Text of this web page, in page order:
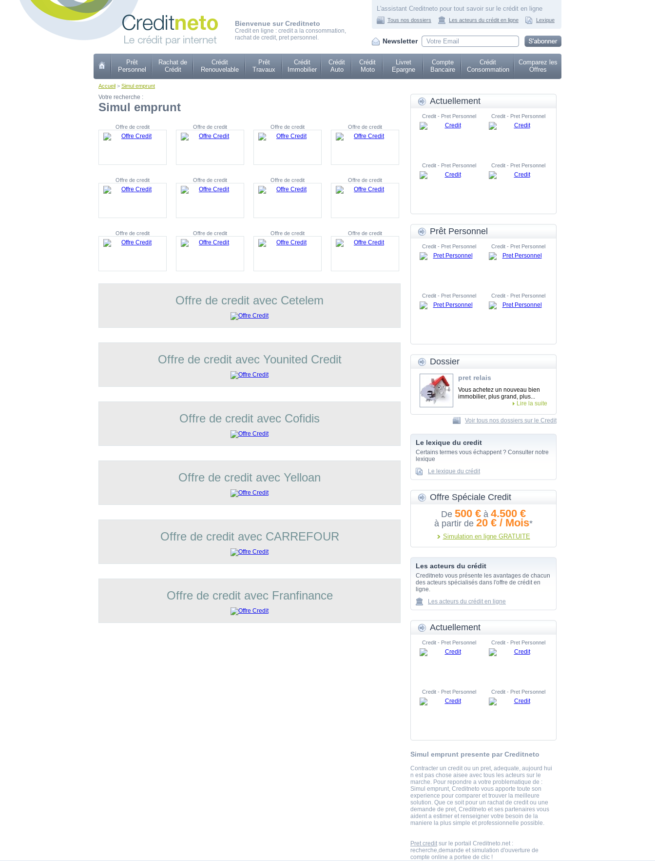
Bienvenue sur Creditneto
Credit en ligne : credit a la consommation,
rachat de credit, pret personnel.
L'assistant Creditneto pour tout savoir sur le crédit en ligne
Tous nos dossiers Les acteurs du crédit en ligne Lexique
Newsletter
Prêt
Personnel
Rachat de
Crédit
Crédit
Renouvelable
Prêt
Travaux
Crédit
Immobilier
Crédit
Auto
Crédit
Moto
Livret
Epargne
Compte
Bancaire
Crédit
Consommation
Comparez les
Offres
Accueil > Simul emprunt
Votre recherche :
Simul emprunt
Offre de credit Offre de credit Offre de credit Offre de credit
Offre de credit Offre de credit Offre de credit Offre de credit
Offre de credit Offre de credit Offre de credit Offre de credit
Offre de credit avec Cetelem
Offre de credit avec Younited Credit
Offre de credit avec Cofidis
Offre de credit avec Yelloan
Offre de credit avec CARREFOUR
Offre de credit avec Franfinance
Actuellement
Credit - Pret Personnel Credit - Pret Personnel
Credit - Pret Personnel Credit - Pret Personnel
Prêt Personnel
Credit - Pret Personnel Credit - Pret Personnel
Credit - Pret Personnel Credit - Pret Personnel
Dossier
pret relais
Vous achetez un nouveau bien
immobilier, plus grand, plus...
Lire la suite
Voir tous nos dossiers sur le Credit
Le lexique du credit
Certains termes vous échappent ? Consulter notre
lexique
Le lexique du crédit
Offre Spéciale Credit
De 500 € à 4.500 €
à partir de 20 € / Mois*
Simulation en ligne GRATUITE
Les acteurs du crédit
Creditneto vous présente les avantages de chacun
des acteurs spécialisés dans l'offre de crédit en
ligne.
Les acteurs du crédit en ligne
Actuellement
Credit - Pret Personnel Credit - Pret Personnel
Credit - Pret Personnel Credit - Pret Personnel
Simul emprunt presente par Creditneto
Contracter un credit ou un pret, adequate, aujourd hui
n est pas chose aisee avec tous les acteurs sur le
marche. Pour repondre a votre problematique de :
Simul emprunt, Creditneto vous apporte toute son
experience pour comparer et trouver la meilleure
solution. Que ce soit pour un rachat de credit ou une
demande de pret, Creditneto et ses partenaires vous
aident a estimer et renseigner votre besoin de la
maniere la plus simple et professionnelle possible.
Pret creditsur le portail Creditneto.net :
recherche,demande et simulation d'ouverture de
compte online a portee de clic !